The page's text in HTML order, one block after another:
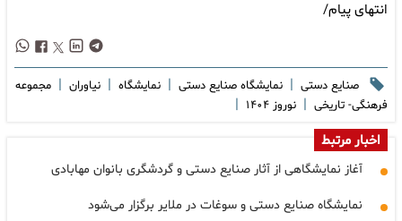
انتهای پیام/
صنایع دستی | نمایشگاه صنایع دستی | نمایشگاه | نیاوران | مجموعه
فرهنگی- تاریخی | نوروز ۱۴۰۴ |
اخبار مرتبط
آغاز نمایشگاهی از آثار صنایع دستی و گردشگری بانوان مهابادی
نمایشگاه صنایع دستی و سوغات در ملایر برگزار می‌شود